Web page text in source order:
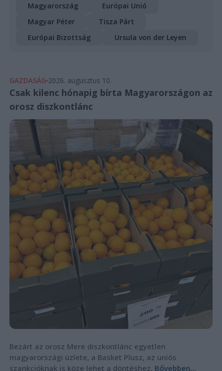
Magyarország
Európai Unió
Magyar Péter
Tisza Párt
Európai Bizottság
Ursula von der Leyen
GAZDASÁG 2026. augusztus 10.
Csak kilenc hónapig bírta Magyarországon az
orosz diszkontlánc
Bezárt az orosz Mere diszkontlánc egyetlen
magyarországi üzlete, a Basket Plusz, az uniós
szankcióknak is köze lehet a döntéshez. Bővebben...